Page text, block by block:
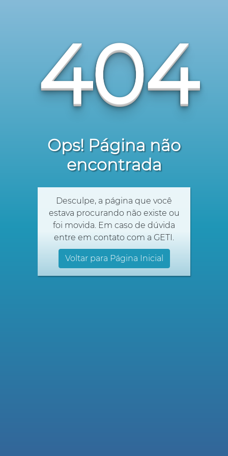
404
Ops! Página não
encontrada
Desculpe, a página que você
estava procurando não existe ou
foi movida. Em caso de dúvida
entre em contato com a GETI.
Voltar para Página Inicial